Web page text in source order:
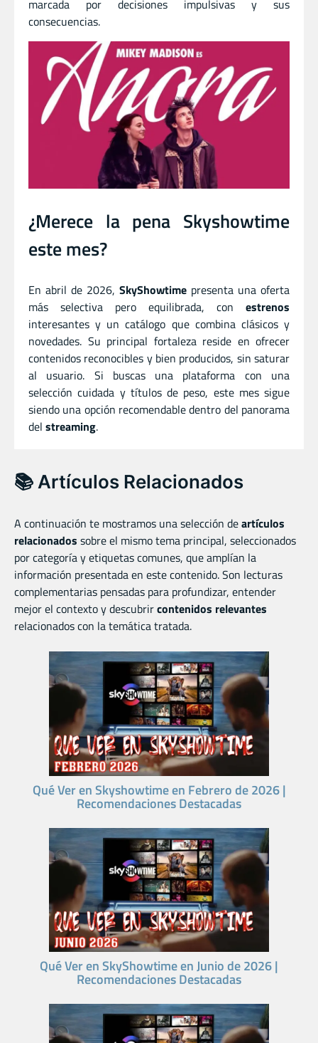
marcada por decisiones impulsivas y sus
consecuencias.
¿Merece la pena Skyshowtime
este mes?
En abril de 2026, SkyShowtime presenta una oferta
más selectiva pero equilibrada, con estrenos
interesantes y un catálogo que combina clásicos y
novedades. Su principal fortaleza reside en ofrecer
contenidos reconocibles y bien producidos, sin saturar
al usuario. Si buscas una plataforma con una
selección cuidada y títulos de peso, este mes sigue
siendo una opción recomendable dentro del panorama
del streaming.
📚 Artículos Relacionados
A continuación te mostramos una selección deartículos
relacionados sobre el mismo tema principal, seleccionados
por categoría y etiquetas comunes, que amplían la
información presentada en este contenido. Son lecturas
complementarias pensadas para profundizar, entender
mejor el contexto y descubrircontenidos relevantes
relacionados con la temática tratada.
Qué Ver en Skyshowtime en Febrero de 2026 |
Recomendaciones Destacadas
Qué Ver en SkyShowtime en Junio de 2026 |
Recomendaciones Destacadas